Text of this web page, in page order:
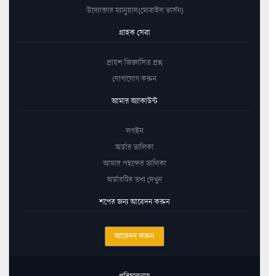
উদ্যোক্তার ম্যানুয়াল(মোবাইল ভার্সন)
গ্রাহক সেবা
প্রায়শ জিজ্ঞাসিত প্রশ্ন
যোগাযোগ করুন
আমার অ্যাকাউন্ট
লগইন
অর্ডার তালিকা
আমার পছন্দের তালিকা
অর্ডারটির তথ্য দেখুন
শপের জন্য আবেদন করুন
আবেদন করুন